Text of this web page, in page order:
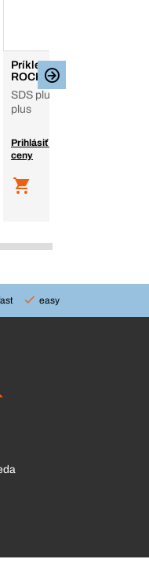
Príklepové vrtáky
ROCKbeaver 3
SDS plus, upnutie SDS-
plus
Prihlásiť sa a zobraziť
ceny
easy